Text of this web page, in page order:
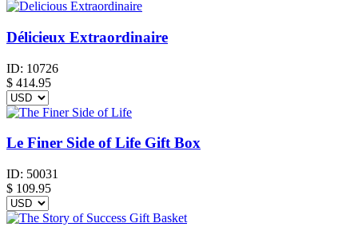
Délicieux Extraordinaire
ID: 10726
$ 414.95
Le Finer Side of Life Gift Box
ID: 50031
$ 109.95